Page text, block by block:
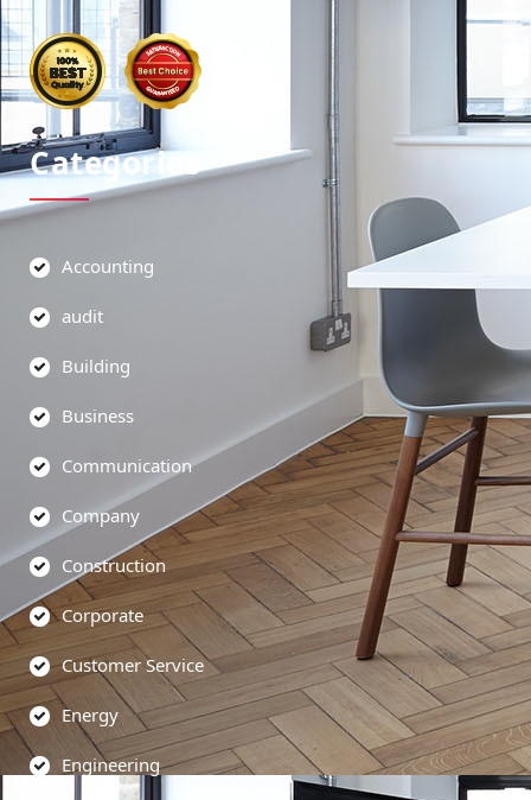
Categories
Accounting
audit
Building
Business
Communication
Company
Construction
Corporate
Customer Service
Energy
Engineering